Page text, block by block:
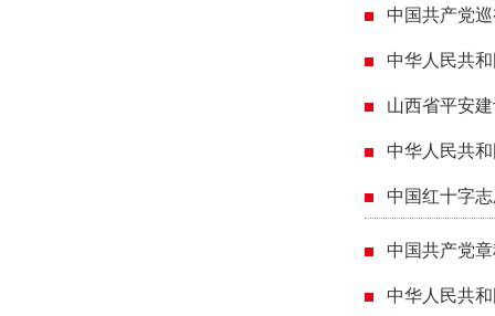
中国共产党
中华人民共
山西省平安
中华人民共
中国红十字
中国共产党
中华人民共